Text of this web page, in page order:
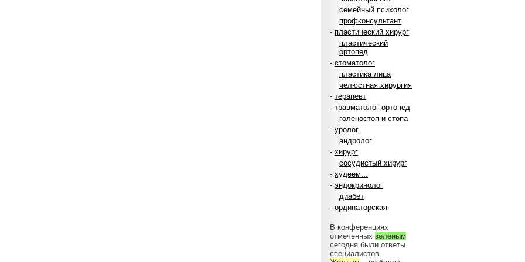
семейный психолог
профконсультант
- пластический хирург
пластический
ортопед
- стоматолог
пластика лица
челюстная хирургия
- терапевт
- травматолог-ортопед
голеностоп и стопа
- уролог
андролог
- хирург
сосудистый хирург
- худеем...
- эндокринолог
диабет
- ординаторская
В конференциях
отмеченных зеленым
сегодня были ответы
специалистов.